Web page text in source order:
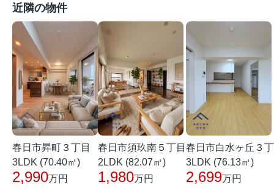
近隣の物件
春日市昇町３丁目
3LDK (70.40㎡)
2,990万円
春日市須玖南５丁目
2LDK (82.07㎡)
1,980万円
春日市白水ヶ丘３
3LDK (76.13㎡)
2,699万円